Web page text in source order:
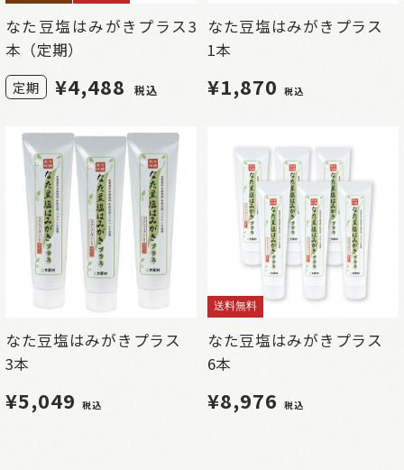
なた豆塩はみがきプラス3
本（定期）
定期 ¥4,488 税込
なた豆塩はみがきプラス
1本
¥1,870 税込
なた豆塩はみがきプラス
3本
¥5,049 税込
送料無料
なた豆塩はみがきプラス
6本
¥8,976 税込